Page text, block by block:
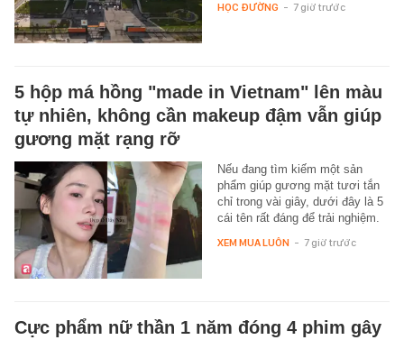
HỌC ĐƯỜNG - 7 giờ trước
5 hộp má hồng "made in Vietnam" lên màu
tự nhiên, không cần makeup đậm vẫn giúp
gương mặt rạng rỡ
Nếu đang tìm kiếm một sản
phẩm giúp gương mặt tươi tắn
chỉ trong vài giây, dưới đây là 5
cái tên rất đáng để trải nghiệm.
XEM MUA LUÔN - 7 giờ trước
Cực phẩm nữ thần 1 năm đóng 4 phim gây